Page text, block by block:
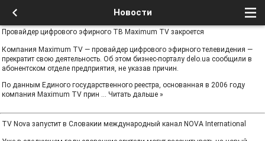
Новости
Провайдер цифрового эфирного ТВ Maximum TV закроется
Компания Maximum TV — провайдер цифрового эфирного телевидения —
прекратит свою деятельность. Об этом бизнес-порталу delo.ua сообщили в
абонентском отделе предприятия, не указав причин.
По данным Единого государственного реестра, основанная в 2006 году
компания Maximum TV прин ... Читать дальше »
TV Nova запустит в Словакии международный канал NOVA International